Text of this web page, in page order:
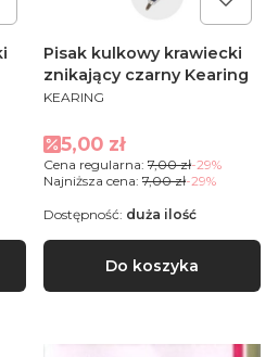
Pisak kulkowy krawiecki
znikający czarny Kearing
PRODUCENT
KEARING
Cena promocyjna
5,00 zł
Cena regularna: 7,00 zł-29%
Najniższa cena: 7,00 zł-29%
Do koszyka
Dostępność: duża ilość